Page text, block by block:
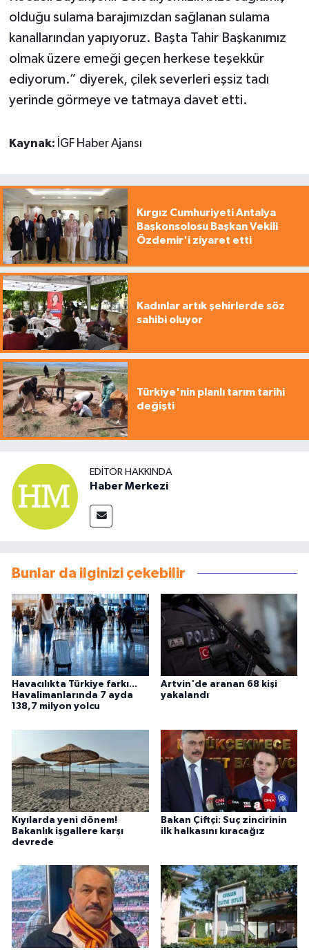
olduğu sulama barajımızdan sağlanan sulama
kanallarından yapıyoruz. Başta Tahir Başkanımız
olmak üzere emeği geçen herkese teşekkür
ediyorum.” diyerek, çilek severleri eşsiz tadı
yerinde görmeye ve tatmaya davet etti.
Kaynak: İGF Haber Ajansı
Kırgız Cumhuriyeti Antalya
Başkonsolosu Başkan Vekili
Özdemir'i ziyaret etti
Kadınlar artık şehirlerde söz
sahibi oluyor
Türkiye'nin planlı tarım tarihi
değişti
EDITÖR HAKKINDA
Haber Merkezi
Bunlar da ilginizi çekebilir
Havacılıkta Türkiye farkı...
Havalimanlarında 7 ayda
138,7 milyon yolcu
Artvin'de aranan 68 kişi
yakalandı
Kıyılarda yeni dönem!
Bakanlık işgallere karşı
devrede
Bakan Çiftçi: Suç zincirinin
ilk halkasını kıracağız